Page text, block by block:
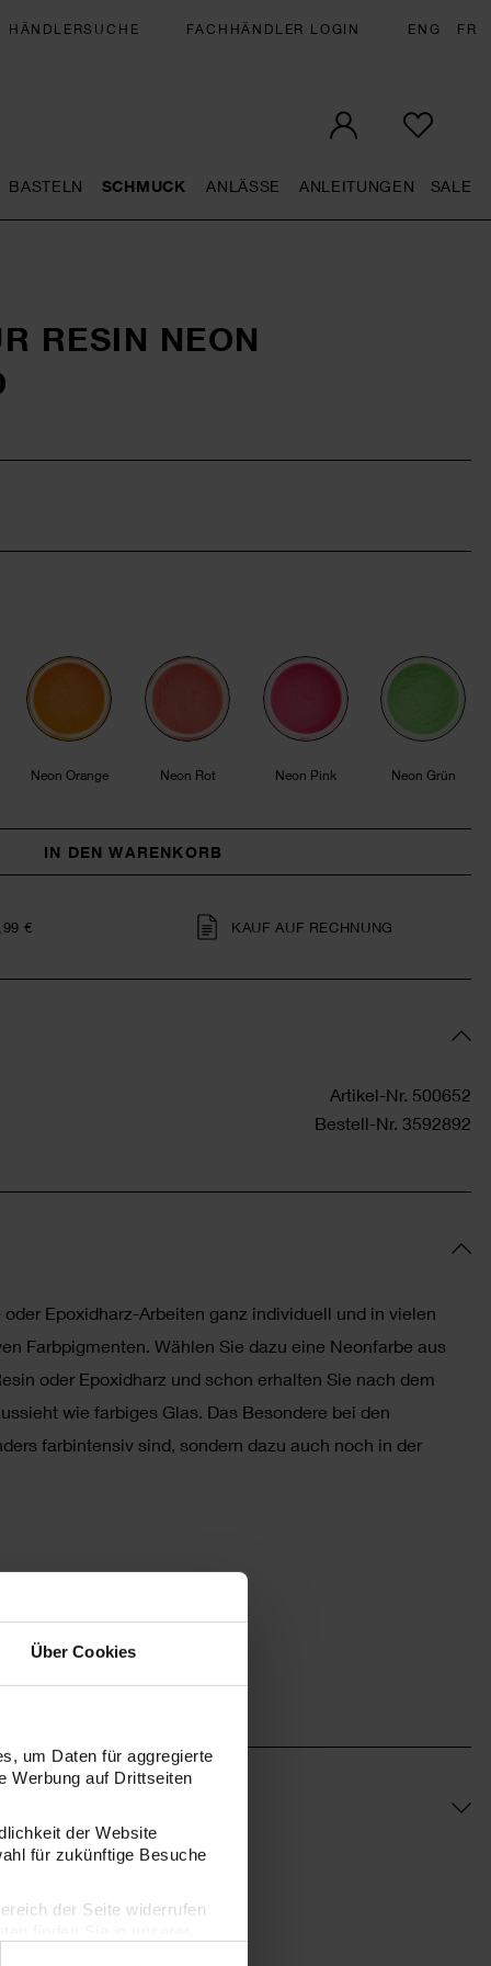
Über Cookies
um Daten für aggregierte
Werbung auf Drittseiten
der Website
für zukünftige Besuche
der Seite widerrufen
HÄNDLERSUCHE FACHHÄNDLER LOGIN ENG FR
BASTELN SCHMUCK ANLÄSSE ANLEITUNGEN SALE
RESIN NEON
Neon Orange Neon Rot Neon Pink Neon Grün
IN DEN WARENKORB
€ KAUF AUF RECHNUNG
Artikel-Nr. 500652
Bestell-Nr. 3592892
Epoxidharz-Arbeiten ganz individuell und in vielen
Farbpigmenten. Wählen Sie dazu eine Neonfarbe aus
oder Epoxidharz und schon erhalten Sie nach dem
wie farbiges Glas. Das Besondere bei den
farbintensiv sind, sondern dazu auch noch in der
UV Resin